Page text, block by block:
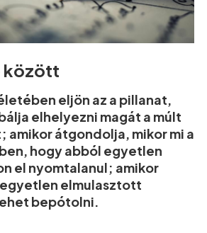
között
eljön az a pillanat,
elhelyezni magát a múlt
amikor átgondolja, mikor mi a
hogy abból egyetlen
el nyomtalanul; amikor
elmulasztott
bepótolni.